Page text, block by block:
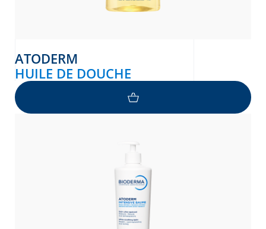
ATODERM
HUILE DE DOUCHE